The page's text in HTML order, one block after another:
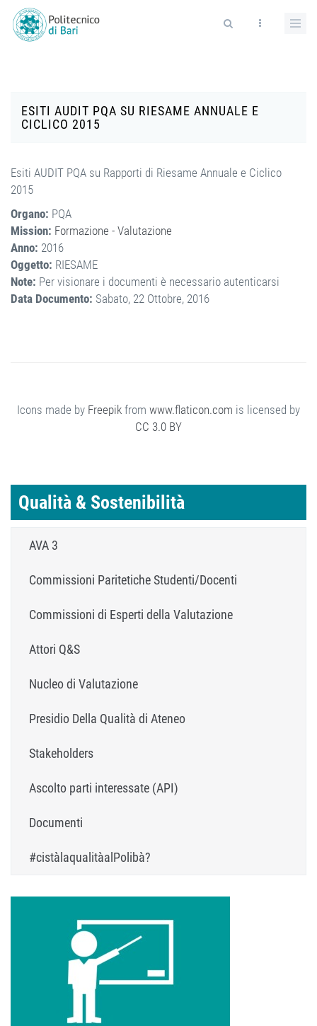
Salta al contenuto principale
ESITI AUDIT PQA SU RIESAME ANNUALE E
CICLICO 2015
Esiti AUDIT PQA su Rapporti di Riesame Annuale e Ciclico
2015
Organo: PQA
Mission: Formazione - Valutazione
Anno: 2016
Oggetto: RIESAME
Note: Per visionare i documenti è necessario autenticarsi
Data Documento: Sabato, 22 Ottobre, 2016
Icons made by Freepik from www.flaticon.com is licensed by
CC 3.0 BY
Qualità & Sostenibilità
AVA 3
Commissioni Paritetiche Studenti/Docenti
Commissioni di Esperti della Valutazione
Attori Q&S
Nucleo di Valutazione
Presidio Della Qualità di Ateneo
Stakeholders
Ascolto parti interessate (API)
Documenti
#cistàlaqualitàalPolibà?